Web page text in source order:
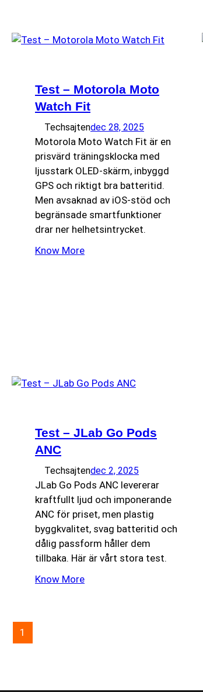
Test – Motorola Moto
Watch Fit
Techsajtendec 28, 2025
Motorola Moto Watch Fit är en
prisvärd träningsklocka med
ljusstark OLED-skärm, inbyggd
GPS och riktigt bra batteritid.
Men avsaknad av iOS-stöd och
begränsade smartfunktioner
drar ner helhetsintrycket.
Know More
Test – JLab Go Pods
ANC
Techsajtendec 2, 2025
JLab Go Pods ANC levererar
kraftfullt ljud och imponerande
ANC för priset, men plastig
byggkvalitet, svag batteritid och
dålig passform håller dem
tillbaka. Här är vårt stora test.
Know More
1